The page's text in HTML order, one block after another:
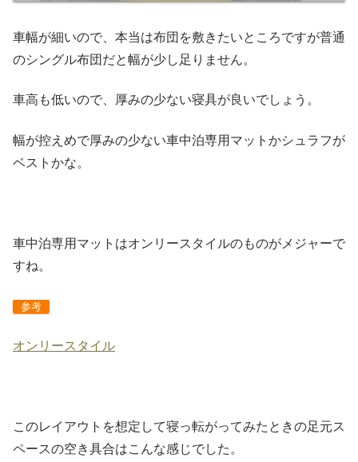
車幅が細いので、本当は布団を敷きたいところですが普通
のシングル布団だと幅が少し足りません。
車高も低いので、厚みの少ない寝具が良いでしょう。
幅が控えめで厚みの少ない車中泊専用マットかシュラフが
ベストかな。
車中泊専用マットはオンリースタイルのものがメジャーで
すね。
参考
オンリースタイル
このレイアウトを想定して寝っ転がってみたときの足元ス
ペースの空き具合はこんな感じでした。